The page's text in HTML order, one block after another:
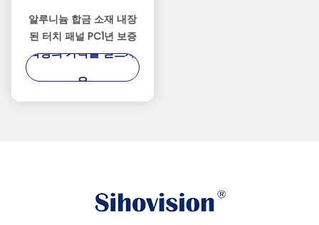
알루니늄 합금 소재 내장
된 터치 패널 PC1년 보증
최상의 가격을 얻으세
요